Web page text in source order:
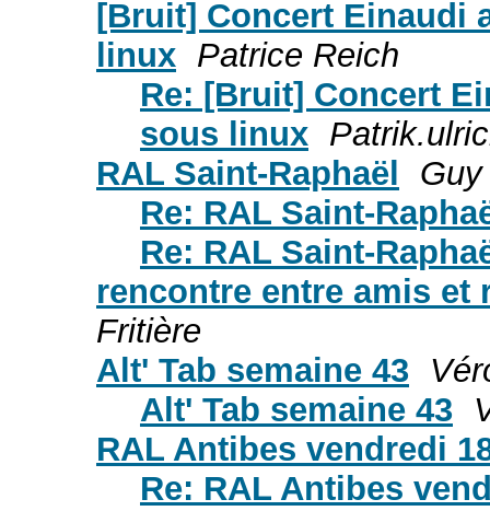
[Bruit] Concert Einaudi
linux Patrice Reich
Re: [Bruit] Concert
sous linux
RAL Saint-Raphaël
Re: RAL Saint-
Re: RAL Saint-
rencontre entre amis et
Fritière
Alt' Tab semaine 43
Alt' Tab semaine 43
RAL Antibes vendredi
Re: RAL Antibes